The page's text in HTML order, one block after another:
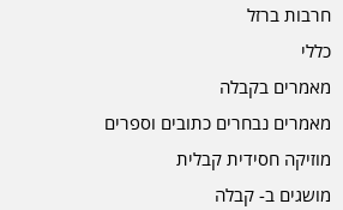
חרבות ברזל
כללי
מאמרים בקבלה
מאמרים נבחרים כתובים וספרים
מוזיקה חסידית קבלית
מושגים ב- קבלה